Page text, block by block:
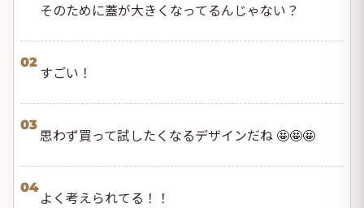
そのために蓋が大きくなってるんじゃない？
02
すごい！
03
思わず買って試したくなるデザインだね 🤩🤩🤩
04
よく考えられてる！！